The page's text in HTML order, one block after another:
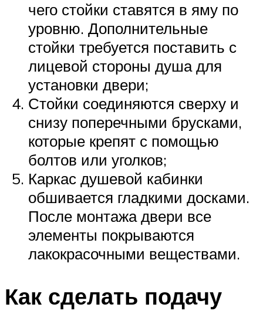
чего стойки ставятся в яму по
уровню. Дополнительные
стойки требуется поставить с
лицевой стороны душа для
установки двери;
Стойки соединяются сверху и
снизу поперечными брусками,
которые крепят с помощью
болтов или уголков;
Каркас душевой кабинки
обшивается гладкими досками.
После монтажа двери все
элементы покрываются
лакокрасочными веществами.
Как сделать подачу